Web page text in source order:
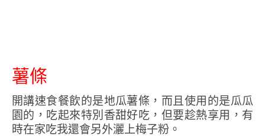
薯條
開講速食餐飲的是地瓜薯條，而且使用的是瓜瓜
園的，吃起來特別香甜好吃，但要趁熱享用，有
時在家吃我還會另外灑上梅子粉。